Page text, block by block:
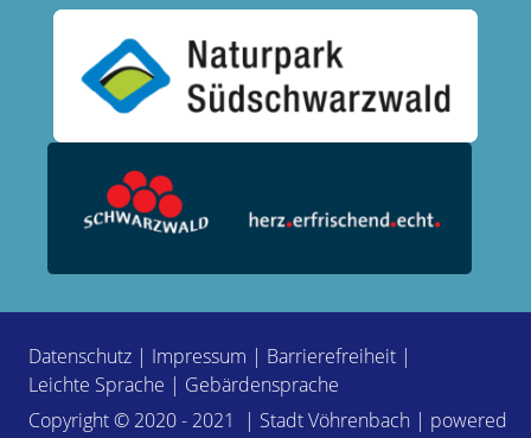
Datenschutz | Impressum | Barrierefreiheit |
Leichte Sprache | Gebärdensprache
Copyright © 2020 - 2021 | Stadt Vöhrenbach | powered